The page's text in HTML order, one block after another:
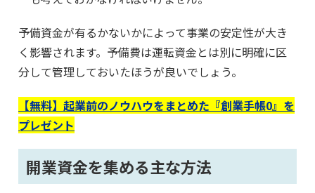
予備資金が有るかないかによって事業の安定性が大き
く影響されます。予備費は運転資金とは別に明確に区
分して管理しておいたほうが良いでしょう。
【無料】起業前のノウハウをまとめた『創業手帳0』を
プレゼント
開業資金を集める主な方法